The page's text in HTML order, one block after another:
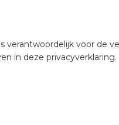
verantwoordelijk voor de
in deze privacyverklaring.